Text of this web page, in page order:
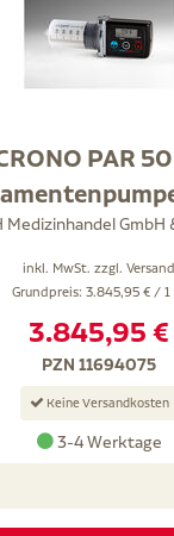
PAR
Medizinhandel GmbH
inkl. MwSt. zzgl. Versand
Grundpreis: 3.845,95 € / 1
3.845,95 €
PZN 11694075
Keine Versandkosten
3-4 Werktage